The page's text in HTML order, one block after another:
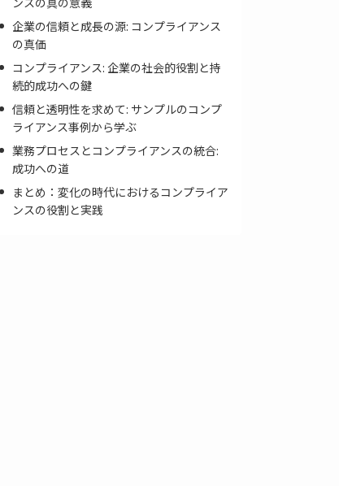
企業の信頼と成長の源: コンプライアンス
の真価
コンプライアンス: 企業の社会的役割と持
続的成功への鍵
信頼と透明性を求めて: サンプルのコンプ
ライアンス事例から学ぶ
業務プロセスとコンプライアンスの統合:
成功への道
まとめ：変化の時代におけるコンプライア
ンスの役割と実践